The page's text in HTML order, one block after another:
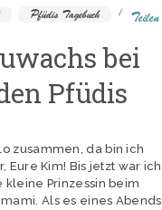
Pfüdis Tagebuch Teilen
bei
Pfüdis
zusammen, da bin ich
Eure Kim! Bis jetzt war ich
kleine Prinzessin beim
Als es eines Abends